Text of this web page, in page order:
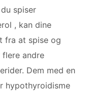
spiser
, kan dine
fra at spise og
flere andre
Dem med en
hypothyroidisme